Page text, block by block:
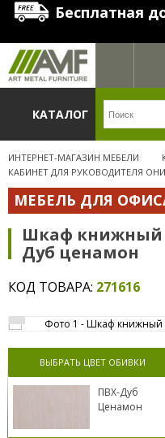
Бесплатная
КАТАЛОГ
ИНТЕРНЕТ-МАГАЗИН МЕБЕЛИ
КАБИНЕТ ДЛЯ РУКОВОДИТЕЛЯ
МЕБЕЛЬ ДЛЯ
Шкаф книжный
Дуб ценамон
КОД ТОВАРА: 271616
ВЫБРАТЬ ЦВЕТ ОБИВКИ
ПВХ-Дуб
Ценамон